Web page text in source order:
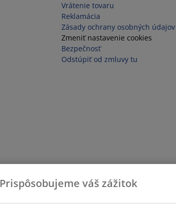
Vrátenie tovaru
Reklamácia
Zásady ochrany osobných údajov
Zmeniť nastavenie cookies
Bezpečnosť
Odstúpiť od zmluvy tu
Prispôsobujeme váš zážitok